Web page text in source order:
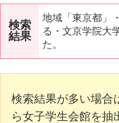
検索
結果
地域「東京都」
る・文京学院大
た。
検索結果が多い場合
ら女子学生会館を抽